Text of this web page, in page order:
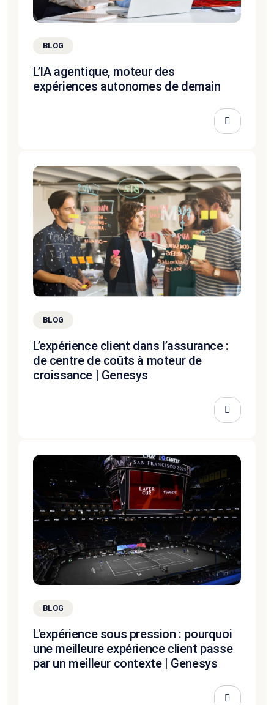
BLOG
L’IA agentique, moteur des
expériences autonomes de demain
BLOG
L’expérience client dans l’assurance :
de centre de coûts à moteur de
croissance | Genesys
BLOG
L'expérience sous pression : pourquoi
une meilleure expérience client passe
par un meilleur contexte | Genesys